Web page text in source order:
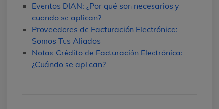
Eventos DIAN: ¿Por qué son necesarios y
cuando se aplican?
Proveedores de Facturación Electrónica:
Somos Tus Aliados
Notas Crédito de Facturación Electrónica:
¿Cuándo se aplican?